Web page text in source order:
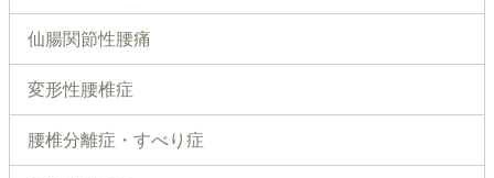
仙腸関節性腰痛
変形性腰椎症
腰椎分離症・すべり症